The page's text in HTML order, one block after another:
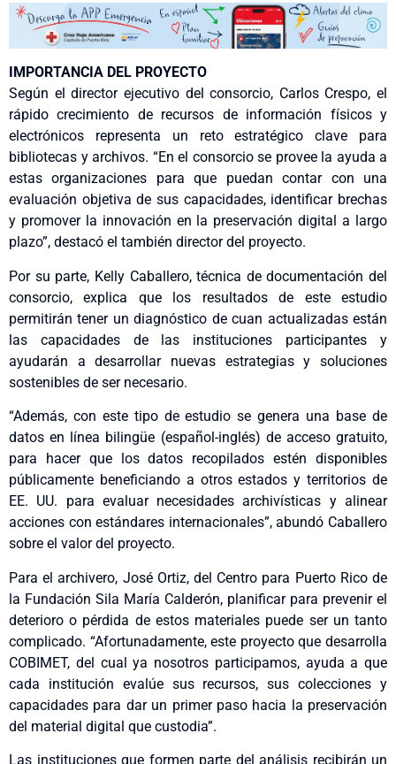
IMPORTANCIA DEL PROYECTO
Según el director ejecutivo del consorcio, Carlos Crespo, el
rápido crecimiento de recursos de información físicos y
electrónicos representa un reto estratégico clave para
bibliotecas y archivos. “En el consorcio se provee la ayuda a
estas organizaciones para que puedan contar con una
evaluación objetiva de sus capacidades, identificar brechas
y promover la innovación en la preservación digital a largo
plazo”, destacó el también director del proyecto.
Por su parte, Kelly Caballero, técnica de documentación del
consorcio, explica que los resultados de este estudio
permitirán tener un diagnóstico de cuan actualizadas están
las capacidades de las instituciones participantes y
ayudarán a desarrollar nuevas estrategias y soluciones
sostenibles de ser necesario.
“Además, con este tipo de estudio se genera una base de
datos en línea bilingüe (español-inglés) de acceso gratuito,
para hacer que los datos recopilados estén disponibles
públicamente beneficiando a otros estados y territorios de
EE. UU. para evaluar necesidades archivísticas y alinear
acciones con estándares internacionales”, abundó Caballero
sobre el valor del proyecto.
Para el archivero, José Ortiz, del Centro para Puerto Rico de
la Fundación Sila María Calderón, planificar para prevenir el
deterioro o pérdida de estos materiales puede ser un tanto
complicado. “Afortunadamente, este proyecto que desarrolla
COBIMET, del cual ya nosotros participamos, ayuda a que
cada institución evalúe sus recursos, sus colecciones y
capacidades para dar un primer paso hacia la preservación
del material digital que custodia”.
Las instituciones que formen parte del análisis recibirán un